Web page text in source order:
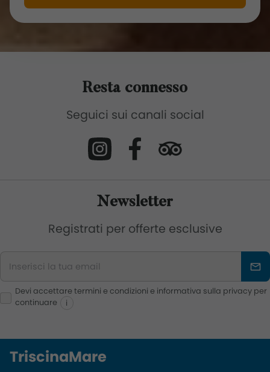
Resta connesso
Seguici sui canali social
Newsletter
Registrati per offerte esclusive
Devi accettare termini e condizioni e informativa sulla privacy per
continuare
i
TriscinaMare